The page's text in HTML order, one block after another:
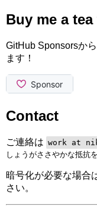
Buy me a
GitHub Sponsorsか
ます！
Contact
ご連絡は work at
しょうがささやかな抵抗
暗号化が必要な場合
さい。